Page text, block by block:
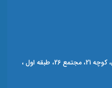
اصفهان، هشت بهشت غربی، کوچه 21، مجتمع 26، طبقه اول ،